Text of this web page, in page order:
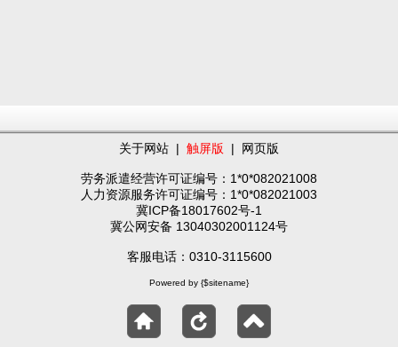
关于网站 | 触屏版 | 网页版
劳务派遣经营许可证编号：1*0*082021008
人力资源服务许可证编号：1*0*082021003
冀ICP备18017602号-1
冀公网安备 13040302001124号
客服电话：0310-3115600
Powered by {$sitename}